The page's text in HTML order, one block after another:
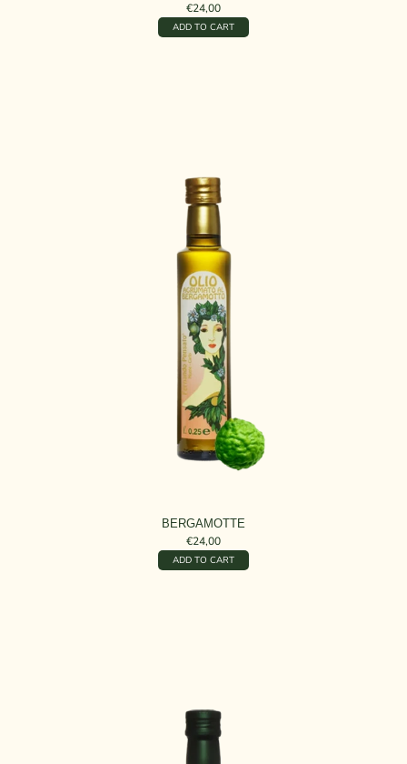
€24,00
ADD TO CART
BERGAMOTTE
€24,00
ADD TO CART